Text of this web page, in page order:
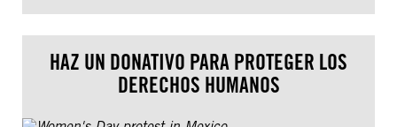
HAZ UN DONATIVO PARA PROTEGER LOS
DERECHOS HUMANOS